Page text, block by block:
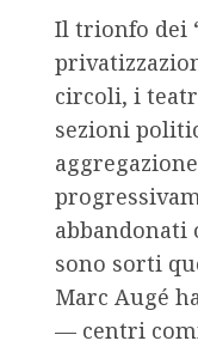
Il trionfo dei
circoli, i
sezioni
abbandonati
sono sorti
Marc Augé
— centri